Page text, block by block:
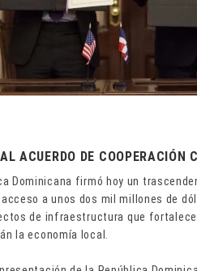
ACUERDO DE COOPERACIÓN
Dominicana firmó hoy un
a unos dos mil millones de
de infraestructura que
la economía local.